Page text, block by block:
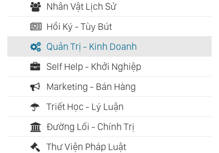
Nhân Vật Lịch Sử
Hồi Ký - Tùy Bút
Quản Trị - Kinh Doanh
Self Help - Khởi Nghiệp
Marketing - Bán Hàng
Triết Học - Lý Luận
Đường Lối - Chính Trị
Thư Viện Pháp Luật